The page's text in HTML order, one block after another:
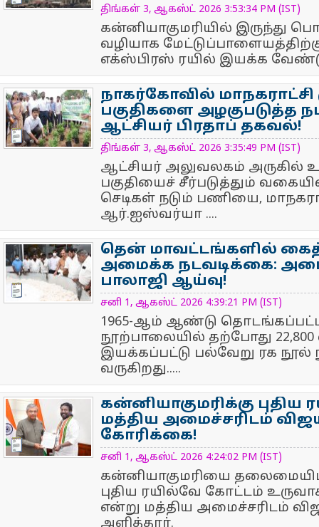
திங்கள் 3, ஆகஸ்ட் 2026 3:53:34 PM (IST)
கன்னியாகுமரியில் இருந்து
வழியாக
எக்ஸ்பிரஸ் ரயில் இயக்க
NewsIcon
நாகர்கோவில் மாநகராட்சி
பகுதிகளை அழகுபடுத்த
ஆட்சியர் பிரதாப் தகவல்!
திங்கள் 3, ஆகஸ்ட் 2026 3:35:49 PM (IST)
ஆட்சியர் அலுவலகம் அருகில்
பகுதியைச் சீர்படுத்தும்
செடிகள் நடும் பணியை,
ஆர்.ஐஸ்வர்யா ....
NewsIcon
தென் மாவட்டங்களில்
அமைக்க நடவடிக்கை:
பாலாஜி ஆய்வு!
சனி 1, ஆகஸ்ட் 2026 4:39:21 PM (IST)
1965-ஆம் ஆண்டு
நூற்பாலையில் தற்போது
இயக்கப்பட்டு பல்வேறு ரக நூல்
வருகிறது.....
NewsIcon
கன்னியாகுமரிக்கு
மத்திய அமைச்சரிடம்
கோரிக்கை!
சனி 1, ஆகஸ்ட் 2026 4:24:02 PM (IST)
கன்னியாகுமரியை
புதிய ரயில்வே கோட்டம்
என்று மத்திய அமைச்சரிடம்